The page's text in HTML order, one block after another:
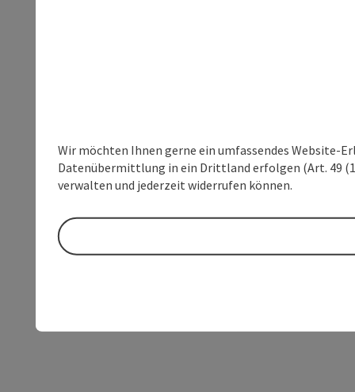
Wir möchten Ihnen gerne ein umfassendes Website-
Datenübermittlung in ein Drittland erfolgen (Art. 49
verwalten und jederzeit widerrufen können.